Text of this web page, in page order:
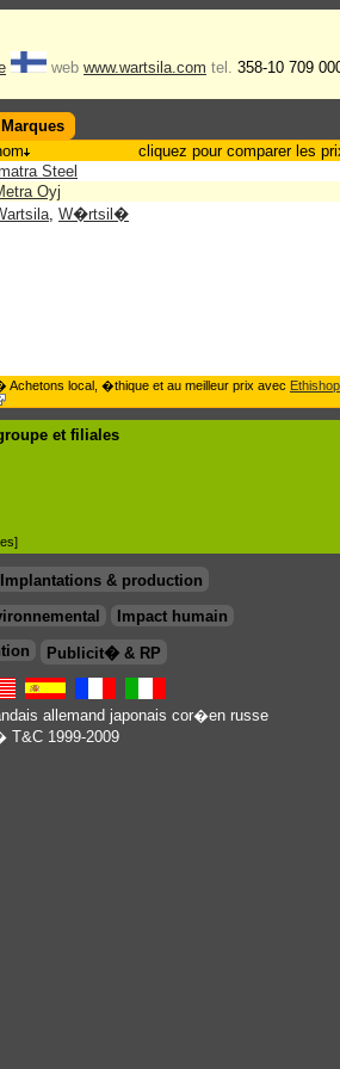
web www.wartsila.com tel. 358-10 709
Marques
cliquez pour comparer les
Steel
Oyj
, W�rtsil�
Achetons local, �thique et au meilleur prix avec Ethishop
et filiales
Implantations & production
Impact humain
Publicit� & RP
allemand japonais cor�en russe
T&C 1999-2009